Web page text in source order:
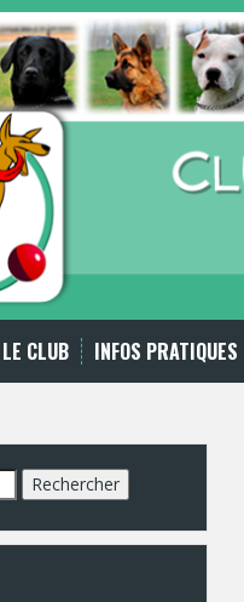
LE CLUB INFOS PRATIQUES